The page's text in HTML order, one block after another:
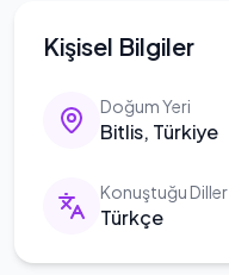
Kişisel Bilgiler
Doğum Yeri
Bitlis, Türkiye
Konuştuğu Diller
Türkçe